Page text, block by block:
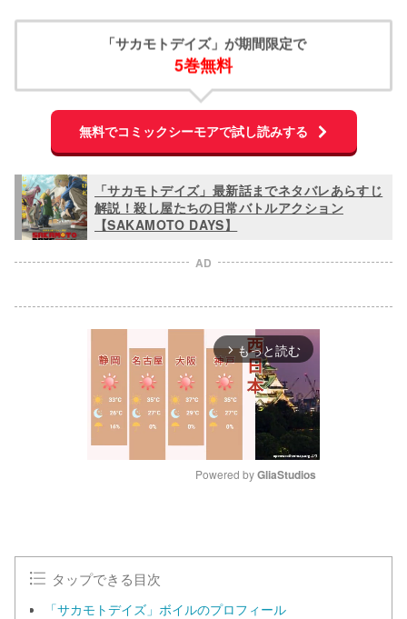
「サカモトデイズ」が期間限定で
5巻無料
無料でコミックシーモアで試し読みする
「サカモトデイズ」最新話までネタバレあらすじ
解説！殺し屋たちの日常バトルアクション
【SAKAMOTO DAYS】
AD
arrow_forward_ios もっと読む
Powered by GliaStudios
タップできる目次
「サカモトデイズ」ボイルのプロフィール